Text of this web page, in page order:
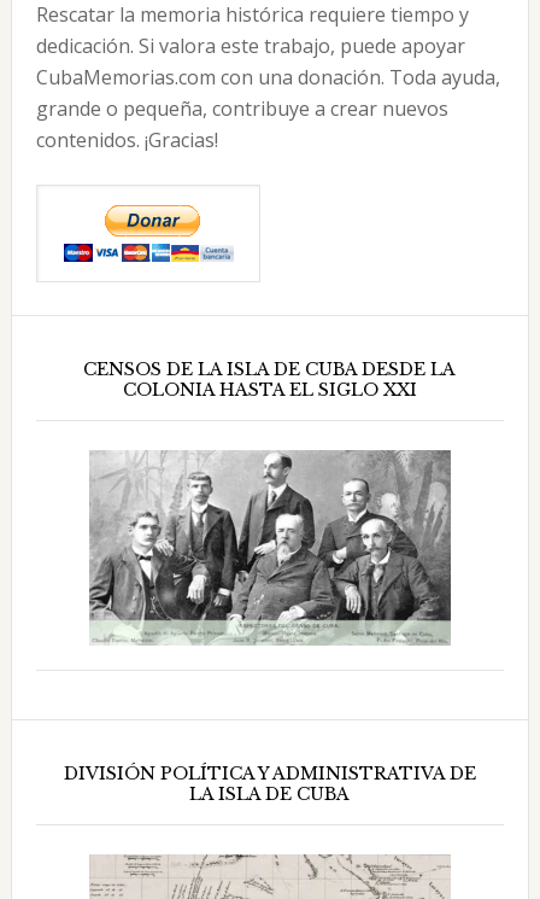
Rescatar la memoria histórica requiere tiempo y
dedicación. Si valora este trabajo, puede apoyar
CubaMemorias.com con una donación. Toda ayuda,
grande o pequeña, contribuye a crear nuevos
contenidos. ¡Gracias!
CENSOS DE LA ISLA DE CUBA DESDE LA
COLONIA HASTA EL SIGLO XXI
DIVISIÓN POLÍTICA Y ADMINISTRATIVA DE
LA ISLA DE CUBA